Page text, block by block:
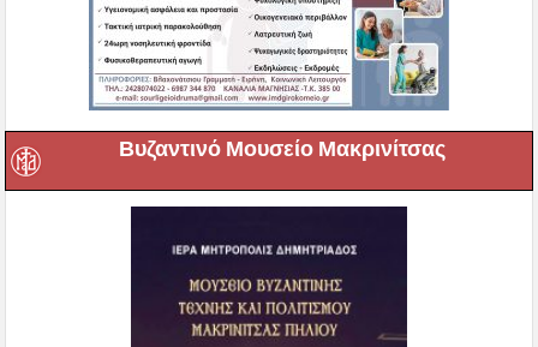
Βυζαντινό Μουσείο Μακρινίτσας